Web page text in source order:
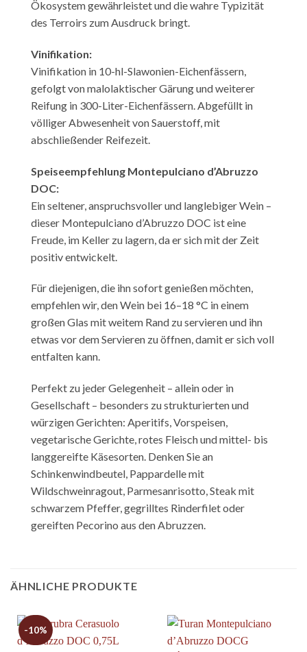
Ökosystem gewährleistet und die wahre Typizität
des Terroirs zum Ausdruck bringt.
Vinifikation:
Vinifikation in 10-hl-Slawonien-Eichenfässern,
gefolgt von malolaktischer Gärung und weiterer
Reifung in 300-Liter-Eichenfässern. Abgefüllt in
völliger Abwesenheit von Sauerstoff, mit
abschließender Reifezeit.
Speiseempfehlung Montepulciano d’Abruzzo
DOC:
Ein seltener, anspruchsvoller und langlebiger Wein –
dieser Montepulciano d’Abruzzo DOC ist eine
Freude, im Keller zu lagern, da er sich mit der Zeit
positiv entwickelt.
Für diejenigen, die ihn sofort genießen möchten,
empfehlen wir, den Wein bei 16–18 °C in einem
großen Glas mit weitem Rand zu servieren und ihn
etwas vor dem Servieren zu öffnen, damit er sich voll
entfalten kann.
Perfekt zu jeder Gelegenheit – allein oder in
Gesellschaft – besonders zu strukturierten und
würzigen Gerichten: Aperitifs, Vorspeisen,
vegetarische Gerichte, rotes Fleisch und mittel- bis
langgereifte Käsesorten. Denken Sie an
Schinkenwindbeutel, Pappardelle mit
Wildschweinragout, Parmesanrisotto, Steak mit
schwarzem Pfeffer, gegrilltes Rinderfilet oder
gereiften Pecorino aus den Abruzzen.
ÄHNLICHE PRODUKTE
-10%